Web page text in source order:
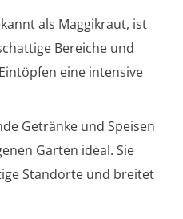
als Maggikraut, ist
Bereiche und
eine intensive
Getränke und Speisen
Garten ideal. Sie
Standorte und breitet